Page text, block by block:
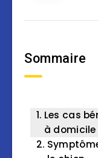
Sommaire
Les cas
à domicile